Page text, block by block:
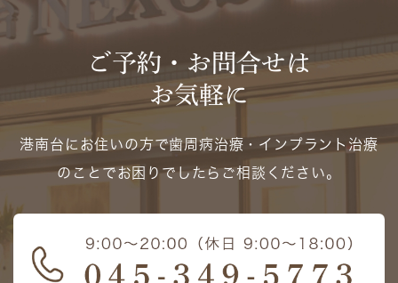
ご予約・お問合せは
お気軽に
港南台にお住いの方で歯周病治療・インプラント治療
のことでお困りでしたらご相談ください。